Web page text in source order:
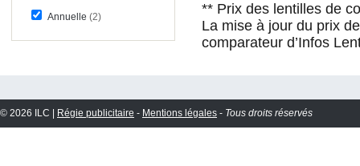
Annuelle (2)
** Prix des lentilles de
La mise à jour du prix
comparateur d’Infos
© 2026 ILC | Régie publicitaire - Mentions légales - Tous droits réservés